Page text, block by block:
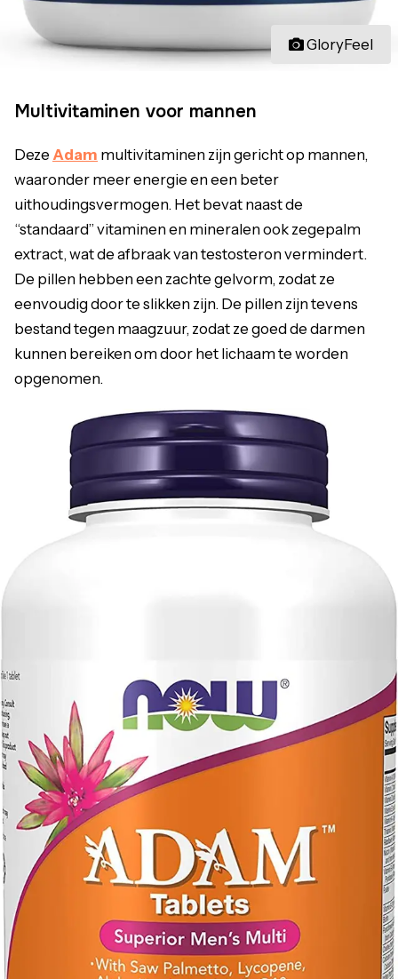
GloryFeel
Multivitaminen voor mannen
Deze Adam multivitaminen zijn gericht op mannen,
waaronder meer energie en een beter
uithoudingsvermogen. Het bevat naast de
“standaard” vitaminen en mineralen ook zegepalm
extract, wat de afbraak van testosteron vermindert.
De pillen hebben een zachte gelvorm, zodat ze
eenvoudig door te slikken zijn. De pillen zijn tevens
bestand tegen maagzuur, zodat ze goed de darmen
kunnen bereiken om door het lichaam te worden
opgenomen.